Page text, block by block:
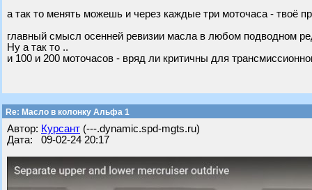
а так то менять можешь и через каждые три моточаса - твоё
главный смысл осенней ревизии масла в любом подводном
Ну а так то ..
и 100 и 200 моточасов - вряд ли критичны для
Re: Масло в колонку Альфа 1
Автор: Курсант (---.dynamic.spd-mgts.ru)
Дата: 09-02-24 20:17